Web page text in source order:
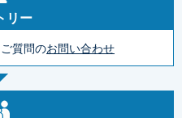
リー
質問のお問い合わせ